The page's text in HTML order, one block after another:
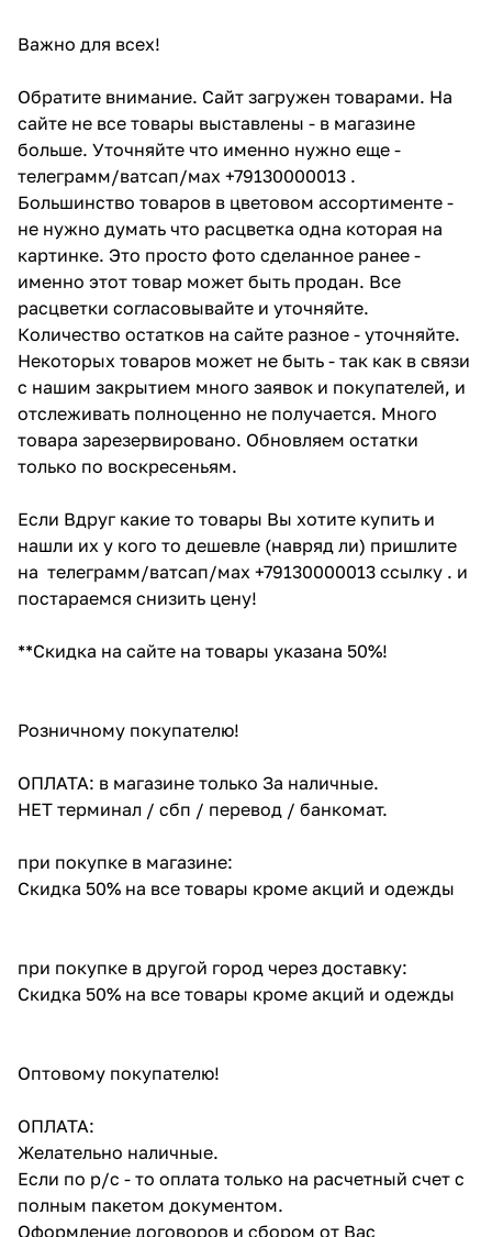
Важно для всех!
Обратите внимание. Сайт загружен товарами. На
сайте не все товары выставлены - в магазине
больше. Уточняйте что именно нужно еще -
телеграмм/ватсап/мах +79130000013 .
Большинство товаров в цветовом ассортименте -
не нужно думать что расцветка одна которая на
картинке. Это просто фото сделанное ранее -
именно этот товар может быть продан. Все
расцветки согласовывайте и уточняйте.
Количество остатков на сайте разное - уточняйте.
Некоторых товаров может не быть - так как в связи
с нашим закрытием много заявок и покупателей, и
отслеживать полноценно не получается. Много
товара зарезервировано. Обновляем остатки
только по воскресеньям.
Если Вдруг какие то товары Вы хотите купить и
нашли их у кого то дешевле (навряд ли) пришлите
на телеграмм/ватсап/мах +79130000013 ссылку . и
постараемся снизить цену!
**Скидка на сайте на товары указана 50%!
Розничному покупателю!
ОПЛАТА: в магазине только За наличные.
НЕТ терминал / сбп / перевод / банкомат.
при покупке в магазине:
Скидка 50% на все товары кроме акций и одежды
при покупке в другой город через доставку:
Скидка 50% на все товары кроме акций и одежды
Оптовому покупателю!
ОПЛАТА:
Желательно наличные.
Если по р/с - то оплата только на расчетный счет с
полным пакетом документом.
Оформление договоров и сбором от Вас